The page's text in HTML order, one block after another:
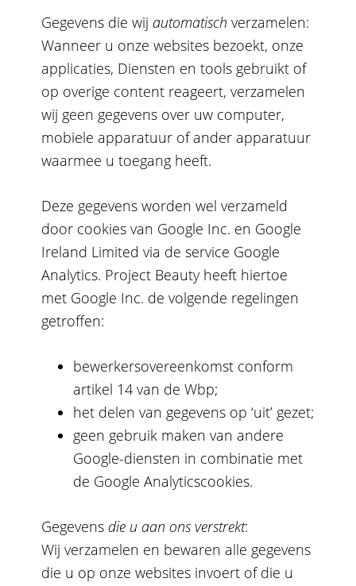
Gegevens die wij automatisch verzamelen:
Wanneer u onze websites bezoekt, onze
applicaties, Diensten en tools gebruikt of
op overige content reageert, verzamelen
wij geen gegevens over uw computer,
mobiele apparatuur of ander apparatuur
waarmee u toegang heeft.
Deze gegevens worden wel verzameld
door cookies van Google Inc. en Google
Ireland Limited via de service Google
Analytics. Project Beauty heeft hiertoe
met Google Inc. de volgende regelingen
getroffen:
bewerkersovereenkomst conform
artikel 14 van de Wbp;
het delen van gegevens op ‘uit’ gezet;
geen gebruik maken van andere
Google-diensten in combinatie met
de Google Analyticscookies.
Gegevens die u aan ons verstrekt:
Wij verzamelen en bewaren alle gegevens
die u op onze websites invoert of die u